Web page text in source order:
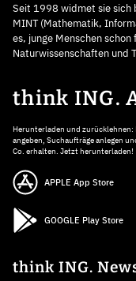
Seit 1998 widmet sie sich
MINT (Mathematik,
es, junge Menschen
Naturwissenschaften und
think ING.
Herunterladen und
angeben, Suchaufträge anlegen
Co. erhalten. Jetzt herunterladen!
APPLE App Store
GOOGLE Play Store
think ING.